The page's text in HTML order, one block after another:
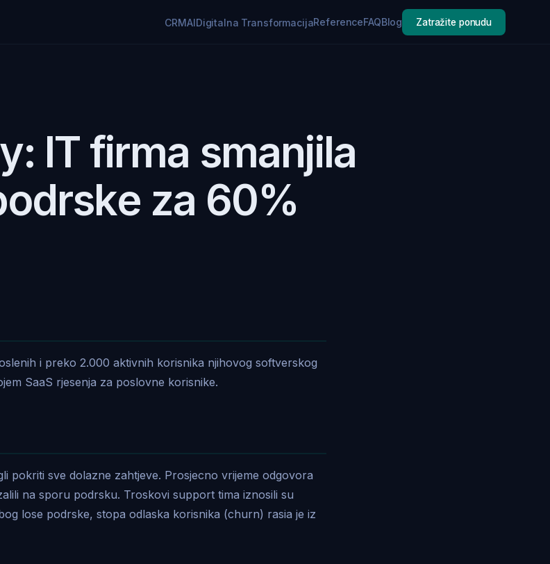
CRMAIDigitalna TransformacijaReferenceFAQBlog Zatražite ponudu
IT firma smanjila
za 60%
i preko 2.000 aktivnih korisnika njihovog softverskog
SaaS rjesenja za poslovne korisnike.
pokriti sve dolazne zahtjeve. Prosjecno vrijeme odgovora
na sporu podrsku. Troskovi support tima iznosili su
lose podrske, stopa odlaska korisnika (churn) rasia je iz